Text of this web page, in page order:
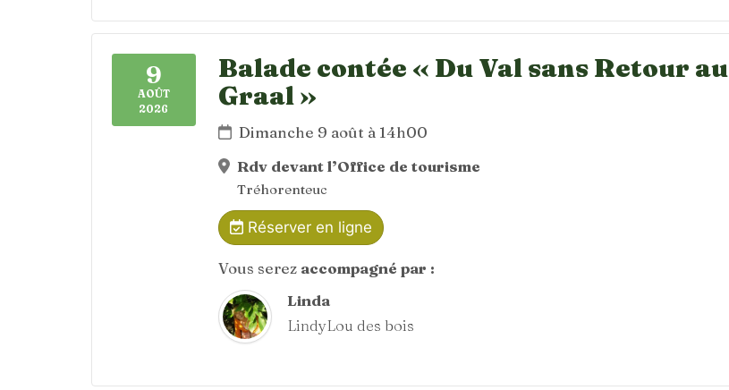
9
AOÛT
2026
Balade contée « Du Val sans Retour au
Graal »
Dimanche 9 août à 14h00
Rdv devant l’Office de tourisme
Tréhorenteuc
Réserver en ligne
Vous serez accompagné par :
Linda
LindyLou des bois